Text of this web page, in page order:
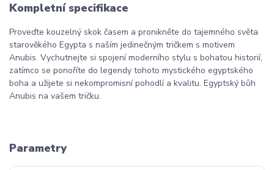
Kompletní specifikace
Proveďte kouzelný skok časem a pronikněte do tajemného světa
starověkého Egypta s naším jedinečným tričkem s motivem
Anubis. Vychutnejte si spojení moderního stylu s bohatou historií,
zatímco se ponoříte do legendy tohoto mystického egyptského
boha a užijete si nekompromisní pohodlí a kvalitu. Egyptský bůh
Anubis na vašem tričku.
Parametry